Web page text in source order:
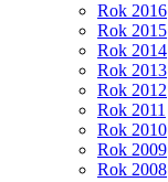
Rok 2016
Rok 2015
Rok 2014
Rok 2013
Rok 2012
Rok 2011
Rok 2010
Rok 2009
Rok 2008